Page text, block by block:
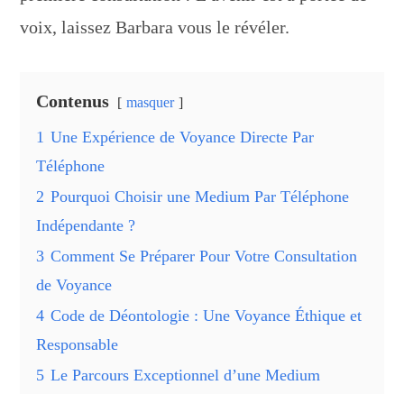
voix, laissez Barbara vous le révéler.
Contenus masquer
1 Une Expérience de Voyance Directe Par
Téléphone
2 Pourquoi Choisir une Medium Par Téléphone
Indépendante ?
3 Comment Se Préparer Pour Votre Consultation
de Voyance
4 Code de Déontologie : Une Voyance Éthique et
Responsable
5 Le Parcours Exceptionnel d’une Medium